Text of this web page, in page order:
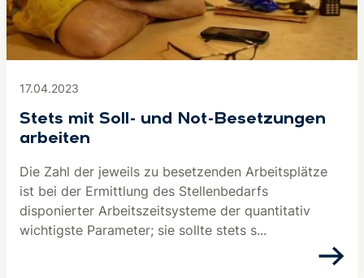
17.04.2023
Stets mit Soll- und Not-Besetzungen
arbeiten
Die Zahl der jeweils zu besetzenden Arbeitsplätze
ist bei der Ermittlung des Stellenbedarfs
disponierter Arbeitszeitsysteme der quantitativ
wichtigste Parameter; sie sollte stets s...